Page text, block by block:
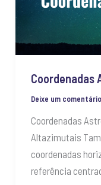
Coordenadas
Deixe um comentário
Coordenadas
Altazimutais
coordenadas
referência